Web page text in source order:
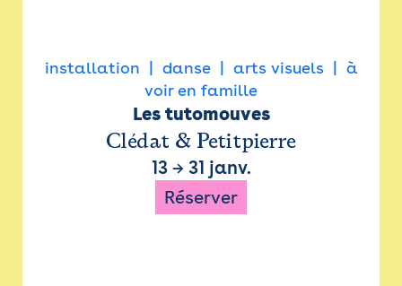
installation danse arts visuels
à
voir en famille
Les tutomouves
Clédat & Petitpierre
13→ 31 janv.
Réserver